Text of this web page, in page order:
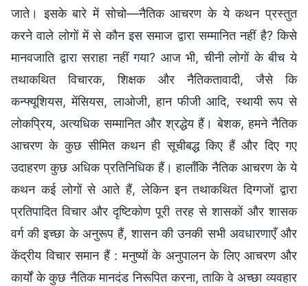
जाते। इसके बारे में सोचो—नैतिक आचरण के ये कथन प्रस्तुत
करने वाले लोगों में से कौन इस समाज द्वारा सम्मानित नहीं है? किसे
मानवजाति द्वारा सराहा नहीं गया? आज भी, चीनी लोगों के बीच ये
तथाकथित विचारक, शिक्षक और नैतिकतावादी, जैसे कि
कन्फ्यूशियस, मेंसियस, लाओजी, हान फीजी आदि, स्थायी रूप से
लोकप्रिय, अत्यधिक सम्मानित और श्रद्धेय हैं। बेशक, हमने नैतिक
आचरण के कुछ सीमित कथन ही सूचीबद्ध किए हैं और दिए गए
उदाहरण कुछ अधिक प्रतिनिधिक हैं। हालाँकि नैतिक आचरण के ये
कथन कई लोगों से आते हैं, लेकिन इन तथाकथित दिग्गजों द्वारा
प्रतिपादित विचार और दृष्टिकोण पूरी तरह से शासकों और शासक
वर्ग की इच्छा के अनुरूप हैं, शासन की उनकी सभी अवधारणाएँ और
केंद्रीय विचार समान हैं : मनुष्यों के अनुपालन के लिए आचरण और
कार्यों के कुछ नैतिक मानदंड निरूपित करना, ताकि वे अच्छा व्यवहार